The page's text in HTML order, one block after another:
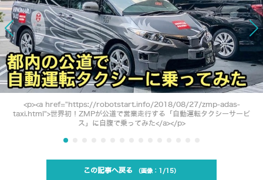
<p><a href="https://robotstart.info/2018/08/27/zmp-adas-
taxi.html">世界初！ZMPが公道で営業走行する「自動運転タクシーサービ
ス」に自腹で乗ってみた</a></p>
この記事へ戻る 1/15